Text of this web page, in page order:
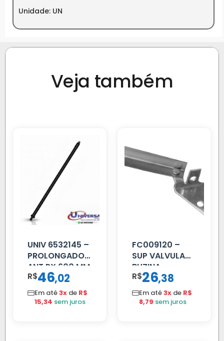
Unidade: UN
Veja também
UNIV 6532145 –
PROLONGADOR
ANT PX 600 MM
FIBRA PRETA
R$46,02
Em até3x de R$
15,34 sem juros
FC009120 –
SUP VALVULA
BUZINA
C/ALAVANCA
R$26,38
Em até3x de R$
8,79 sem juros